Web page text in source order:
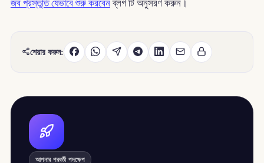
জব প্রস্তুতি যেভাবে শুরু করবেনব্লগ টি অনুসরণ করুন।
শেয়ার করুন:
আপনার পরবর্তী পদক্ষেপ